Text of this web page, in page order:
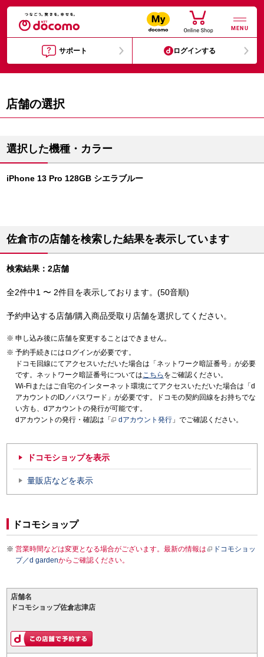
MENU
サポート ログインする
店舗の選択
選択した機種・カラー
iPhone 13 Pro 128GB シエラブルー
佐倉市の店舗を検索した結果を表示しています
検索結果：2店舗
全2件中1 〜 2件目を表示しております。(50音順)
予約申込する店舗/購入商品受取り店舗を選択してください。
申し込み後に店舗を変更することはできません。
予約手続きにはログインが必要です。
ドコモ回線にてアクセスいただいた場合は「ネットワーク暗証番号」が必要
です。ネットワーク暗証番号についてはこちら をご確認ください。
Wi-Fiまたはご自宅のインターネット環境にてアクセスいただいた場合は「d
アカウントのID／パスワード」が必要です。ドコモの契約回線をお持ちでな
い方も、dアカウントの発行が可能です。
dアカウントの発行・確認は「
dアカウント発行 」でご確認ください。
ドコモショップを表示
量販店などを表示
ドコモショップ
営業時間などは変更となる場合がございます。最新の情報は
ドコモショッ
プ／d gardenからご確認ください。
店舗名
ドコモショップ佐倉志津店